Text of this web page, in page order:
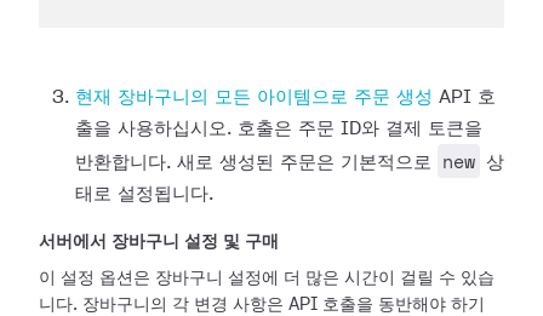
현재 장바구니의 모든 아이템으로 주문 생성 API 호
출을 사용하십시오. 호출은 주문 ID와 결제 토큰을
반환합니다. 새로 생성된 주문은 기본적으로
new 상
태로 설정됩니다.
서버에서 장바구니 설정 및 구매
이 설정 옵션은 장바구니 설정에 더 많은 시간이 걸릴 수 있습
니다. 장바구니의 각 변경 사항은 API 호출을 동반해야 하기